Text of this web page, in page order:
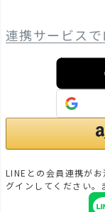
連携サービス
LINEとの会員連携が
グインしてください。